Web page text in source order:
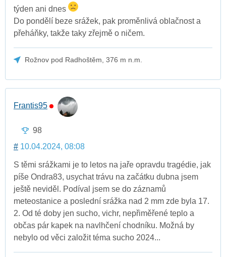
týden ani dnes
Do pondělí beze srážek, pak proměnlivá oblačnost a
přeháňky, takže taky zřejmě o ničem.
Rožnov pod Radhoštěm, 376 m n.m.
Frantis95
98
# 10.04.2024, 08:08
S těmi srážkami je to letos na jaře opravdu tragédie, jak
píše Ondra83, usychat trávu na začátku dubna jsem
ještě neviděl. Podíval jsem se do záznamů
meteostanice a poslední srážka nad 2 mm zde byla 17.
2. Od té doby jen sucho, vichr, nepřiměřené teplo a
občas pár kapek na navlhčení chodníku. Možná by
nebylo od věci založit téma sucho 2024...